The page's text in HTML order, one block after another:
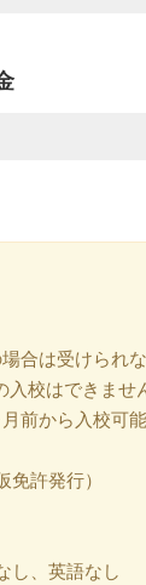
合は受けられな
校はできませ
前から入校可
許発行）
し、英語なし